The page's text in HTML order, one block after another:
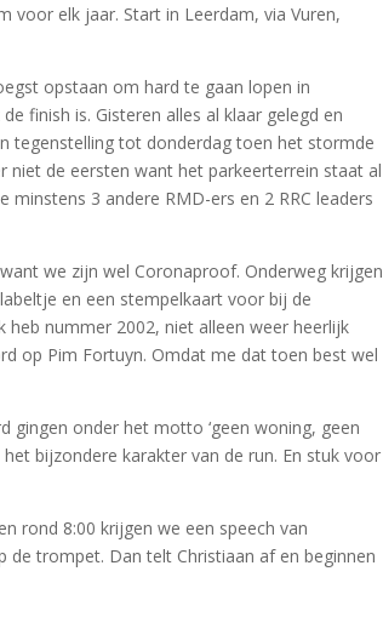
voor elk jaar. Start in Leerdam, via Vuren,
opstaan om hard te gaan lopen in
finish is. Gisteren alles al klaar gelegd en
tegenstelling tot donderdag toen het stormde
niet de eersten want het parkeerterrein staat al
3 andere RMD-ers en 2 RRC leaders
we zijn wel Coronaproof. Onderweg krijgen
en een stempelkaart voor bij de
nummer 2002, niet alleen weer heerlijk
op Pim Fortuyn. Omdat me dat toen best wel
gingen onder het motto ‘geen woning, geen
bijzondere karakter van de run. En stuk voor
rond 8:00 krijgen we een speech van
trompet. Dan telt Christiaan af en beginnen